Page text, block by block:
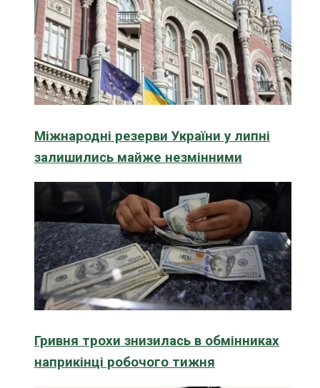
Міжнародні резерви України у липні
залишились майже незмінними
Гривня трохи знизилась в обмінниках
наприкінці робочого тижня